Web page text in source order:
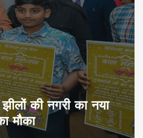
झीलों की नगरी का नया
मौका